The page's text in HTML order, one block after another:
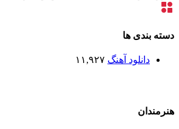
دسته بندی ها
دانلود آهنگ ۱۱,۹۲۷
هنرمندان